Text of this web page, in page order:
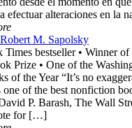
efectuar alteraciones en la
M. Sapolsky
Times bestseller • Winner
Prize • One of the
of the Year “It’s no
one of the best nonfiction
P. Barash, The Wall
for […]